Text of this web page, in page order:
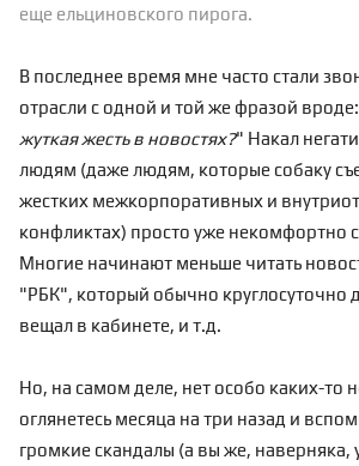
еще ельциновского пирога.
В последнее время мне часто стали
отрасли с одной и той же фразой
жуткая жесть в новостях?" Накал
людям (даже людям, которые собаку
жестких межкорпоративных и
конфликтах) просто уже некомфортно
Многие начинают меньше читать
"РБК", который обычно круглосуточно
вещал в кабинете, и т.д.
Но, на самом деле, нет особо каких-то
оглянетесь месяца на три назад и
громкие скандалы (а вы же, наверняка,